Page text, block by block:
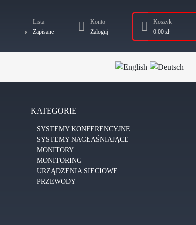
Lista
Zapisane
Konto
Zaloguj
Koszyk
0.00 zł
KATEGORIE
SYSTEMY KONFERENCYJNE
SYSTEMY NAGŁAŚNIAJĄCE
MONITORY
MONITORING
URZĄDZENIA SIECIOWE
PRZEWODY